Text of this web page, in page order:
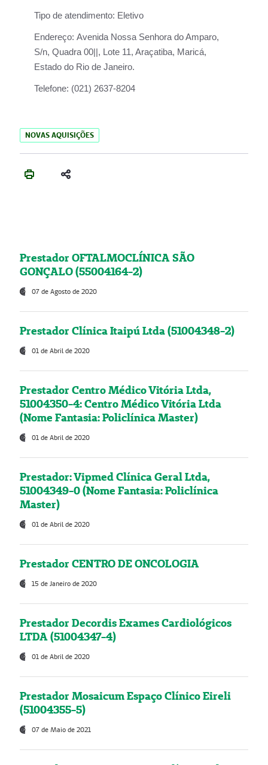
Tipo de atendimento: Eletivo
Endereço: Avenida Nossa Senhora do Amparo,
S/n, Quadra 00||, Lote 11, Araçatiba, Maricá,
Estado do Rio de Janeiro.
Telefone: (021) 2637-8204
NOVAS AQUISIÇÕES
Prestador OFTALMOCLÍNICA SÃO
GONÇALO (55004164-2)
07 de Agosto de 2020
Prestador Clínica Itaipú Ltda (51004348-2)
01 de Abril de 2020
Prestador Centro Médico Vitória Ltda,
51004350-4: Centro Médico Vitória Ltda
(Nome Fantasia: Policlínica Master)
01 de Abril de 2020
Prestador: Vipmed Clínica Geral Ltda,
51004349-0 (Nome Fantasia: Policlínica
Master)
01 de Abril de 2020
Prestador CENTRO DE ONCOLOGIA
15 de Janeiro de 2020
Prestador Decordis Exames Cardiológicos
LTDA (51004347-4)
01 de Abril de 2020
Prestador Mosaicum Espaço Clínico Eireli
(51004355-5)
07 de Maio de 2021